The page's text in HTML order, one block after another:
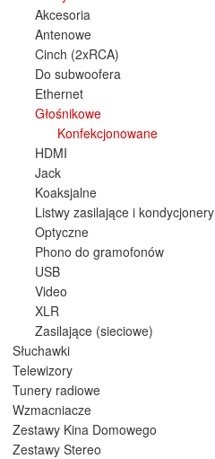
Akcesoria
Antenowe
Cinch (2xRCA)
Do subwoofera
Ethernet
Głośnikowe
Konfekcjonowane
HDMI
Jack
Koaksjalne
Listwy zasilające i kondycjonery
Optyczne
Phono do gramofonów
USB
Video
XLR
Zasilające (sieciowe)
Słuchawki
Telewizory
Tunery radiowe
Wzmacniacze
Zestawy Kina Domowego
Zestawy Stereo